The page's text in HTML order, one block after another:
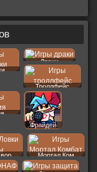
Драки
Троллфейс
Фрайдей
Мортал Ком